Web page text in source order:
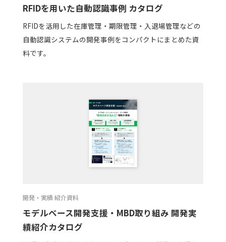
RFIDを用いた自動認識事例 カタログ
RFIDを活用した在庫管理・期限管理・入退場管理などの
自動認識システムの開発事例をコンパクトにまとめた資
料です。
開発・実績 紹介資料
モデルベース開発支援・MBD取り組み 開発実
績紹介カタログ